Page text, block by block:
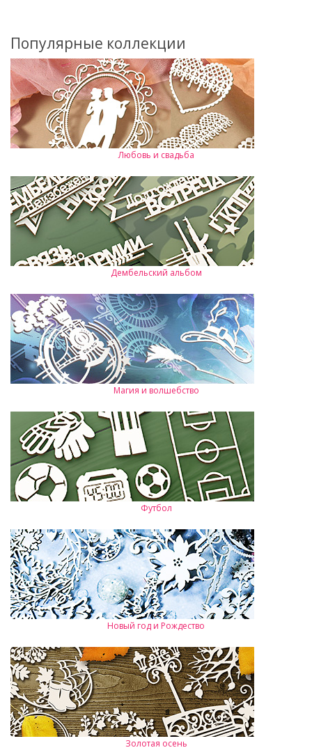
Популярные коллекции
Любовь и свадьба
Дембельский альбом
Магия и волшебство
Футбол
Новый год и Рождество
Золотая осень